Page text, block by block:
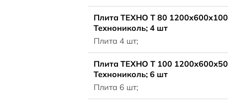
Плита ТЕХНО Т 80 1200x600x100
Технониколь; 4 шт
Плита 4 шт;
Плита ТЕХНО Т 100 1200x600x50
Технониколь; 6 шт
Плита 6 шт;